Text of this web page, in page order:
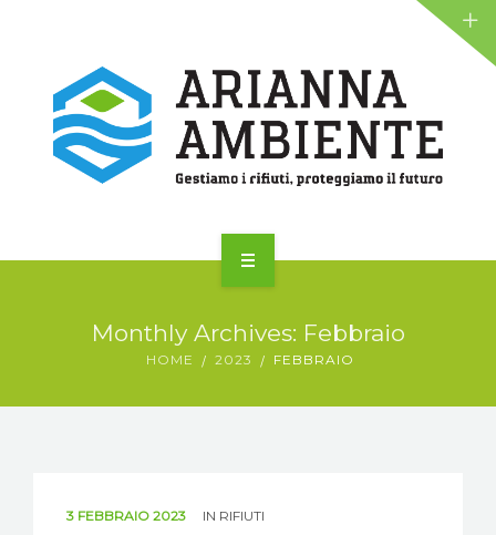
ALIANTE
Monthly Archives: Febbraio
HOME 2023 FEBBRAIO
3 FEBBRAIO 2023 IN RIFIUTI